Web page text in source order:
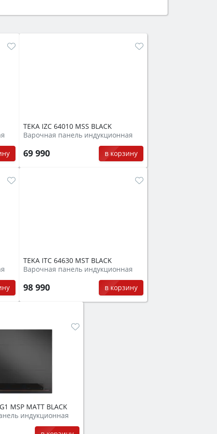
от детей).
TEKA IZC 64010 MSS BLACK
Варочная панель индукционная
69 990 в корзину
TEKA ITC 64630 MST BLACK
Варочная панель индукционная
98 990 в корзину
MSP MATT BLACK
индукционная